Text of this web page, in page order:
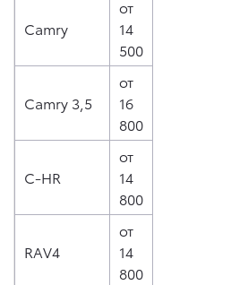
Camry
от
14
500
Camry 3,5
от
16
800
C-HR
от
14
800
RAV4
от
14
800